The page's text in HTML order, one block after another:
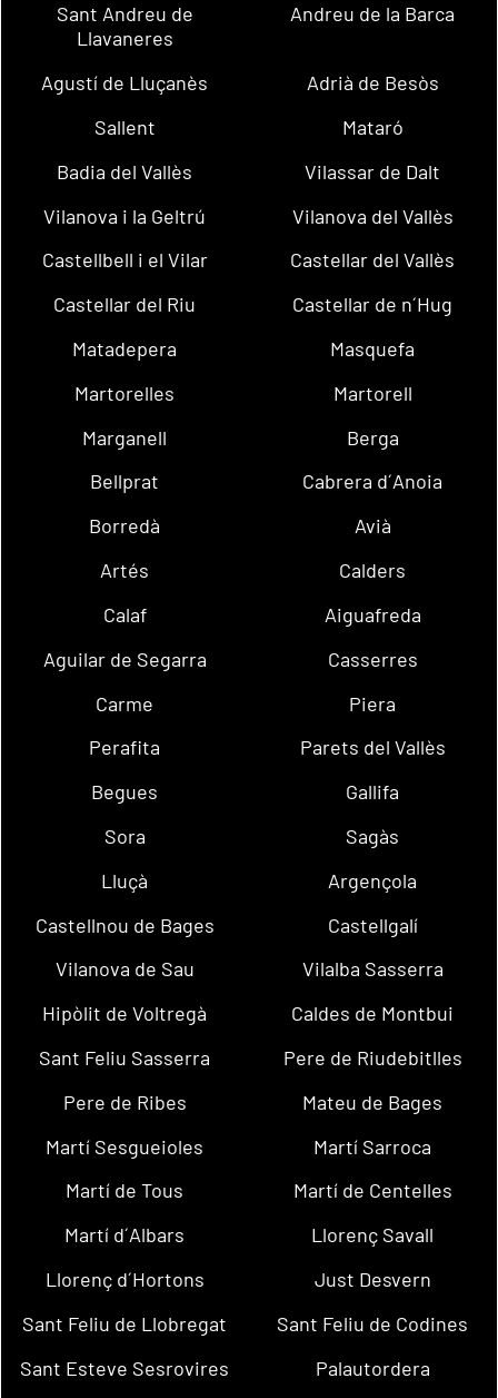
Sant Andreu de
Llavaneres
Andreu de la Barca
Agustí de Lluçanès
Adrià de Besòs
Sallent
Mataró
Badia del Vallès
Vilassar de Dalt
Vilanova i la Geltrú
Vilanova del Vallès
Castellbell i el Vilar
Castellar del Vallès
Castellar del Riu
Castellar de n´Hug
Matadepera
Masquefa
Martorelles
Martorell
Marganell
Berga
Bellprat
Cabrera d´Anoia
Borredà
Avià
Artés
Calders
Calaf
Aiguafreda
Aguilar de Segarra
Casserres
Carme
Piera
Perafita
Parets del Vallès
Begues
Gallifa
Sora
Sagàs
Lluçà
Argençola
Castellnou de Bages
Castellgalí
Vilanova de Sau
Vilalba Sasserra
Hipòlit de Voltregà
Caldes de Montbui
Sant Feliu Sasserra
Pere de Riudebitlles
Pere de Ribes
Mateu de Bages
Martí Sesgueioles
Martí Sarroca
Martí de Tous
Martí de Centelles
Martí d´Albars
Llorenç Savall
Llorenç d´Hortons
Just Desvern
Sant Feliu de Llobregat
Sant Feliu de Codines
Sant Esteve Sesrovires
Palautordera